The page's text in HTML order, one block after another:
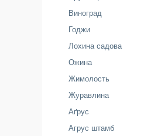
Виноград
Годжи
Лохина садова
Ожина
Жимолость
Журавлина
Аґрус
Агрус штамб